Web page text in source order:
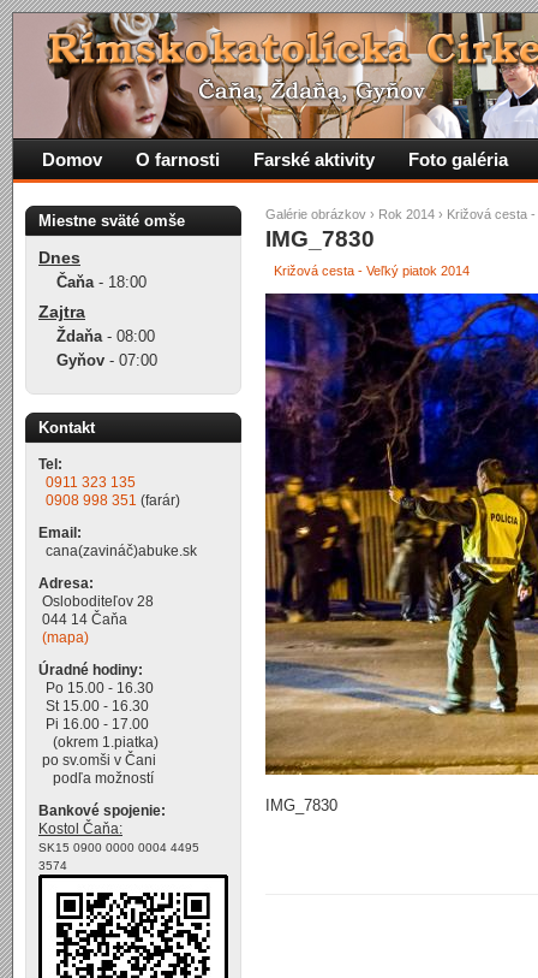
Galérie obrázkov › Rok 2014 › Križová cesta
IMG_7830
Križová cesta - Veľký piatok 2014
IMG_7830
Domov O farnosti Farské aktivity Foto galéria
Miestne sväté omše
Dnes
Čaňa- 18:00
Zajtra
Ždaňa- 08:00
Gyňov - 07:00
Kontakt
Tel:
0911 323 135
0908 998 351 (farár)
Email:
cana(zavináč)abuke.sk
Adresa:
Osloboditeľov 28
044 14 Čaňa
(mapa)
Úradné hodiny:
Po 15.00 - 16.30
St 15.00 - 16.30
Pi 16.00 - 17.00
(okrem 1.piatka)
po sv.omši v Čani
podľa možností
Bankové spojenie:
Kostol Čaňa:
SK15 0900 0000 0004 4495
3574